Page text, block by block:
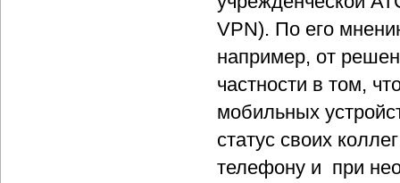
VPN). По его
например, от
частности в том,
мобильных
статус своих
телефону и при